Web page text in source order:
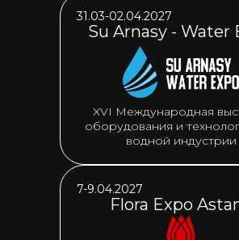
31.03-02.04.2027
Su Arnasy - Water
XVI Международная
оборудования и
водной индустрии
7-9.04.2027
Flora Expo